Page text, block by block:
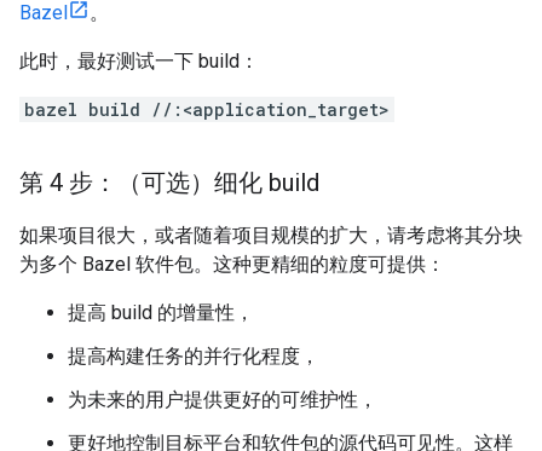
Bazel
。
此时，最好测试一下 build：
bazel build //:<application_target>
第 4 步：（可选）细化 build
如果项目很大，或者随着项目规模的扩大，请考虑将其分块
为多个 Bazel 软件包。这种更精细的粒度可提供：
提高 build 的增量性，
提高构建任务的并行化程度，
为未来的用户提供更好的可维护性，
更好地控制目标平台和软件包的源代码可见性。这样